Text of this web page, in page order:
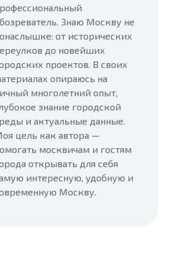
Знаю Москву не
от исторических
до новейших
проектов. В своих
опираюсь на
многолетний опыт,
знание городской
и актуальные данные.
цель как автора —
москвичам и гостям
открывать для себя
интересную, удобную и
Москву.